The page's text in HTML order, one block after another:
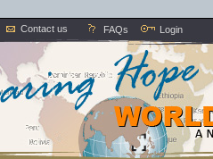
Contact us FAQs Login